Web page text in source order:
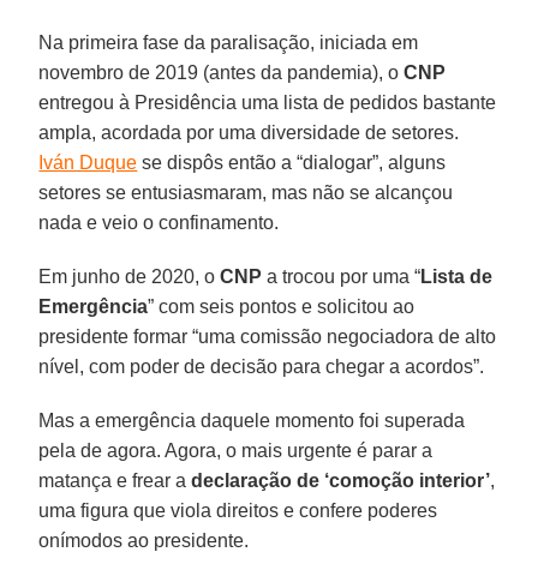
Na primeira fase da paralisação, iniciada em
novembro de 2019 (antes da pandemia), oCNP
entregou à Presidência uma lista de pedidos bastante
ampla, acordada por uma diversidade de setores.
Iván Duque se dispôs então a “dialogar”, alguns
setores se entusiasmaram, mas não se alcançou
nada e veio o confinamento.
Em junho de 2020, oCNP a trocou por uma “Lista de
Emergência” com seis pontos e solicitou ao
presidente formar “uma comissão negociadora de alto
nível, com poder de decisão para chegar a acordos”.
Mas a emergência daquele momento foi superada
pela de agora. Agora, o mais urgente é parar a
matança e frear adeclaração de ‘comoção interior’,
uma figura que viola direitos e confere poderes
onímodos ao presidente.